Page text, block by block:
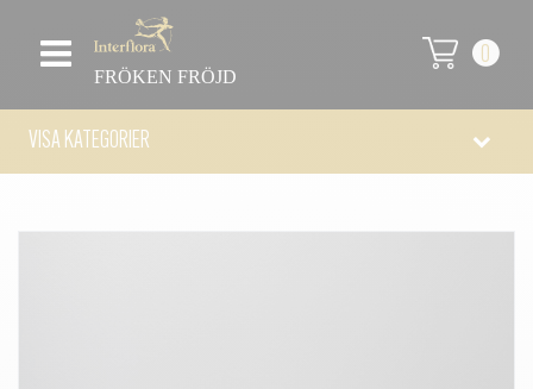
FRÖKEN FRÖJD
0
VISA KATEGORIER